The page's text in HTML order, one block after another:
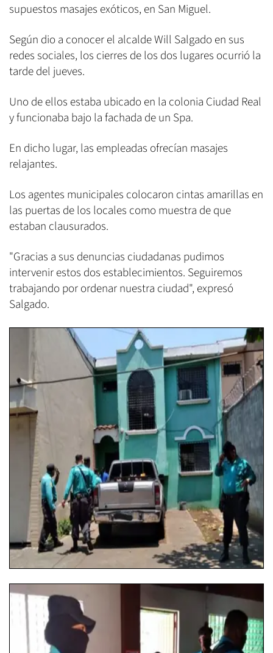
supuestos masajes exóticos, en San Miguel.
Según dio a conocer el alcalde Will Salgado en sus
redes sociales, los cierres de los dos lugares ocurrió la
tarde del jueves.
Uno de ellos estaba ubicado en la colonia Ciudad Real
y funcionaba bajo la fachada de un Spa.
En dicho lugar, las empleadas ofrecían masajes
relajantes.
Los agentes municipales colocaron cintas amarillas en
las puertas de los locales como muestra de que
estaban clausurados.
"Gracias a sus denuncias ciudadanas pudimos
intervenir estos dos establecimientos. Seguiremos
trabajando por ordenar nuestra ciudad", expresó
Salgado.